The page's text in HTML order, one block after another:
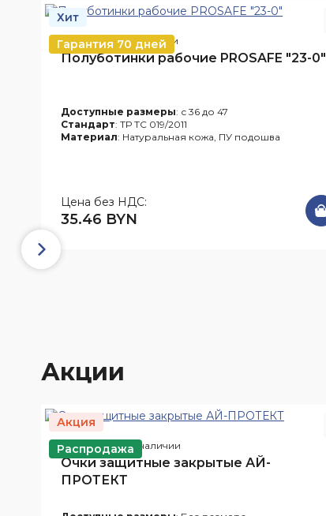
Хит
Гарантия 70 дней
Арт. 23-0 В наличии
Полуботинки рабочие PROSAFE "23-0"
Доступные размеры: с 36 до 47
Стандарт: ТР ТС 019/2011
Материал: Натуральная кожа, ПУ подошва
Цена без НДС:
35.46 BYN
Акции
Акция
Распродажа
Арт. Оч10 В наличии
Очки защитные закрытые АЙ-
ПРОТЕКТ